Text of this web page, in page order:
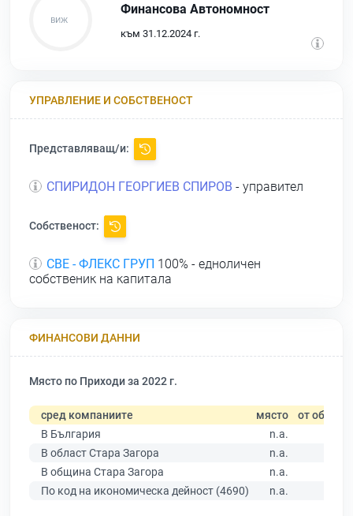
Финансова Автономност
към 31.12.2024 г.
УПРАВЛЕНИЕ И СОБСТВЕНОСТ
Представляващ/и:
СПИРИДОН ГЕОРГИЕВ СПИРОВ - управител
Собственост:
СВЕ - ФЛЕКС ГРУП 100% - едноличен
собственик на капитала
ФИНАНСОВИ ДАННИ
Място по Приходи за 2022 г.
сред компаниите място от общо
В България
n.a.
В област Стара Загора
n.a.
В община Стара Загора
n.a.
По код на икономическа дейност (4690)
n.a.